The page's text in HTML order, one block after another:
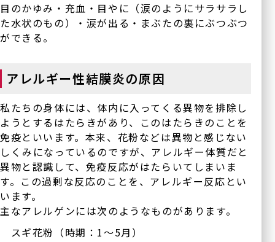
グループ施設
〒536-0002
鶴見メディカルビル6階
川口眼科醫院
〒570-0083
イオンタウン守口3階
目のかゆみ・充血・目やに（涙のようにサラサラし
た水状のもの）・涙が出る・まぶたの裏にぶつぶつ
ができる。
アレルギー性結膜炎の原因
私たちの身体には、体内に入ってくる異物を排除し
ようとするはたらきがあり、このはたらきのことを
免疫といいます。本来、花粉などは異物と感じない
しくみになっているのですが、アレルギー体質だと
異物と認識して、免疫反応がはたらいてしまいま
す。この過剰な反応のことを、アレルギー反応とい
います。
主なアレルゲンには次のようなものがあります。
スギ花粉（時期：1～5月）